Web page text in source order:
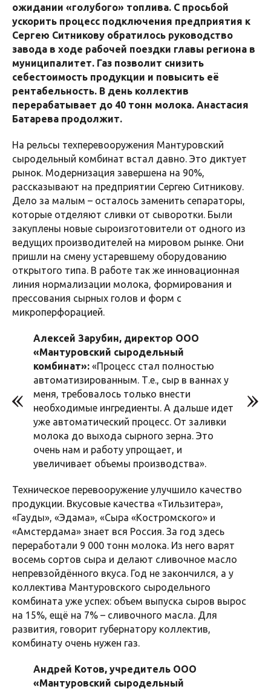
ожидании «голубого» топлива. С просьбой
ускорить процесс подключения предприятия к
Сергею Ситникову обратилось руководство
завода в ходе рабочей поездки главы региона в
муниципалитет. Газ позволит снизить
себестоимость продукции и повысить её
рентабельность. В день коллектив
перерабатывает до 40 тонн молока. Анастасия
Батарева продолжит.
На рельсы техперевооружения Мантуровский
сыродельный комбинат встал давно. Это диктует
рынок. Модернизация завершена на 90%,
рассказывают на предприятии Сергею Ситникову.
Дело за малым – осталось заменить сепараторы,
которые отделяют сливки от сыворотки. Были
закуплены новые сыроизготовители от одного из
ведущих производителей на мировом рынке. Они
пришли на смену устаревшему оборудованию
открытого типа. В работе так же инновационная
линия нормализации молока, формирования и
прессования сырных голов и форм с
микроперфорацией.
Алексей Зарубин, директор ООО
«Мантуровский сыродельный
комбинат»: «Процесс стал полностью
автоматизированным. Т.е., сыр в ваннах у
меня, требовалось только внести
необходимые ингредиенты. А дальше идет
уже автоматический процесс. От заливки
молока до выхода сырного зерна. Это
очень нам и работу упрощает, и
увеличивает объемы производства».
Техническое перевооружение улучшило качество
продукции. Вкусовые качества «Тильзитера»,
«Гауды», «Эдама», «Сыра «Костромского» и
«Амстердама» знает вся Россия. За год здесь
переработали 9 000 тонн молока. Из него варят
восемь сортов сыра и делают сливочное масло
непревзойдённого вкуса. Год не закончился, а у
коллектива Мантуровского сыродельного
комбината уже успех: объем выпуска сыров вырос
на 15%, ещё на 7% – сливочного масла. Для
развития, говорит губернатору коллектив,
комбинату очень нужен газ.
Андрей Котов, учредитель ООО
«Мантуровский сыродельный